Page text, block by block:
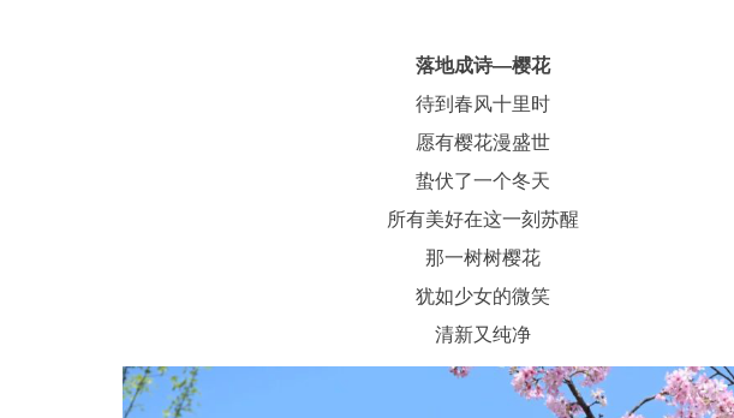
落地成诗—樱花
待到春风十里时
愿有樱花漫盛世
蛰伏了一个冬天
所有美好在这一刻苏醒
那一树树樱花
犹如少女的微笑
清新又纯净